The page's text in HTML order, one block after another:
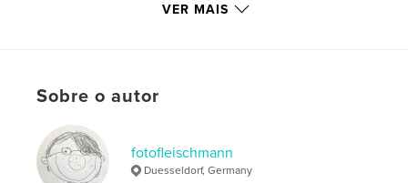
photography , Foto
places
VER MAIS
Sobre o autor
fotofleischmann
Duesseldorf, Germany